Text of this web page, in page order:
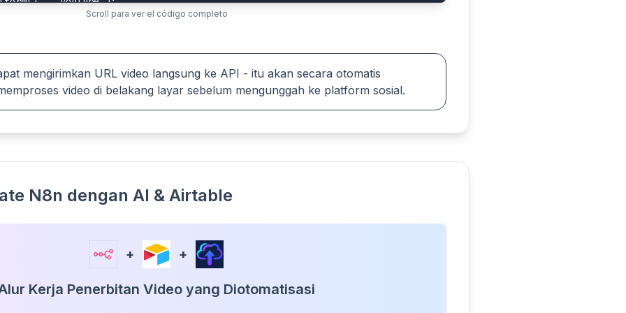
'facebook');
API
api.upload-post.com/api/upload', {
'Apikey YOUR_API_KEY' },
? 'Uploaded' : 'Gagal'
Scroll para ver el código completo
mengirimkan URL video langsung ke API - itu akan secara otomatis
video di belakang layar sebelum mengunggah ke platform sosial.
N8n dengan AI & Airtable
+ +
Kerja Penerbitan Video yang Diotomatisasi